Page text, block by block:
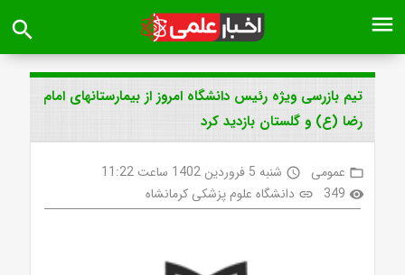
menu
search
تیم بازرسی ویژه رئیس دانشگاه امروز از بیمارستانهای امام
رضا (ع) و گلستان بازدید کرد
folder_open عمومی access_time شنبه 5 فروردین 1402 ساعت 11:22
visibility
349
link دانشگاه علوم پزشکی کرمانشاه